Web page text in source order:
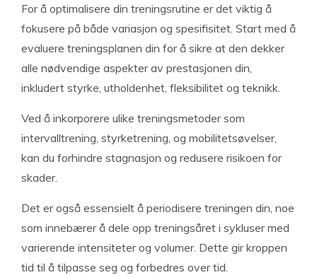
For å optimalisere din treningsrutine er det viktig å
fokusere på både variasjon og spesifisitet. Start med å
evaluere treningsplanen din for å sikre at den dekker
alle nødvendige aspekter av prestasjonen din,
inkludert styrke, utholdenhet, fleksibilitet og teknikk.
Ved å inkorporere ulike treningsmetoder som
intervalltrening, styrketrening, og mobilitetsøvelser,
kan du forhindre stagnasjon og redusere risikoen for
skader.
Det er også essensielt å periodisere treningen din, noe
som innebærer å dele opp treningsåret i sykluser med
varierende intensiteter og volumer. Dette gir kroppen
tid til å tilpasse seg og forbedres over tid.